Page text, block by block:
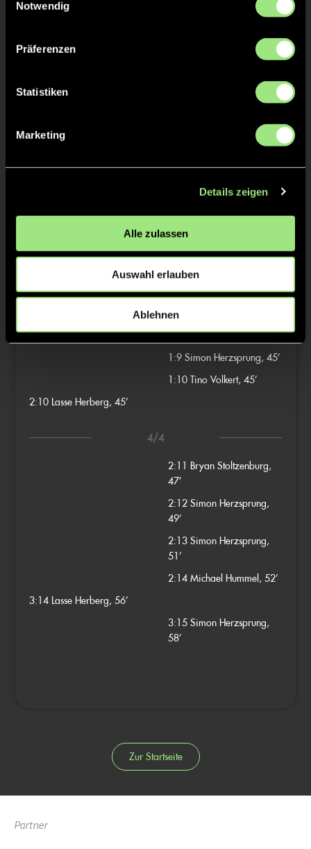
Notwendig
Präferenzen
Statistiken
Marketing
Details zeigen
Alle zulassen
Auswahl erlauben
Ablehnen
Nico Kirstein, 12’
Marius Gemmel, 14’
Bryan Stoltzenburg,
Marius Gemmel, 30’
Alexander Stahr, 37’
1:7 Tino Volkert, 38’
1:8
45’
1:9 Simon Herzsprung, 45’
1:10 Tino Volkert, 45’
2:10 Lasse Herberg, 45’
4/4
2:11 Bryan Stoltzenburg,
47’
2:12 Simon Herzsprung,
49’
2:13 Simon Herzsprung,
51’
2:14 Michael Hummel, 52’
3:14 Lasse Herberg, 56’
3:15 Simon Herzsprung,
58’
Zur Startseite
Partner